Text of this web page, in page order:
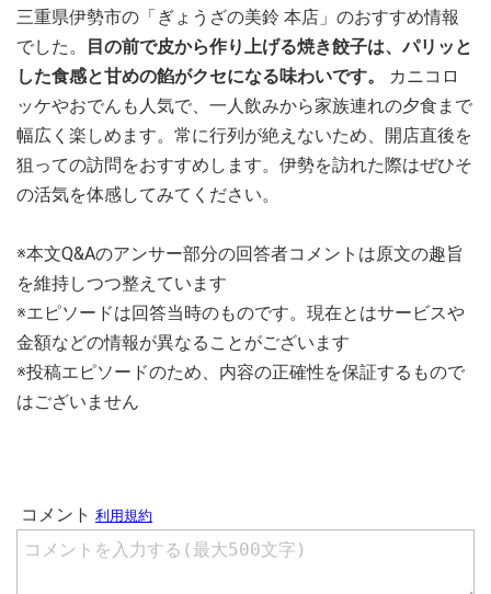
三重県伊勢市の「ぎょうざの美鈴 本店」のおすすめ情報
でした。
目の前で皮から作り上げる焼き餃子は、パリッと
した食感と甘めの餡がクセになる味わいです。
カニコロ
ッケやおでんも人気で、一人飲みから家族連れの夕食まで
幅広く楽しめます。常に行列が絶えないため、開店直後を
狙っての訪問をおすすめします。伊勢を訪れた際はぜひそ
の活気を体感してみてください。
※本文Q&Aのアンサー部分の回答者コメントは原文の趣旨
を維持しつつ整えています
※エピソードは回答当時のものです。現在とはサービスや
金額などの情報が異なることがございます
※投稿エピソードのため、内容の正確性を保証するもので
はございません